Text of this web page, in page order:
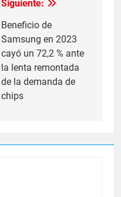
Siguiente:
Beneficio de
Samsung en 2023
cayó un 72,2 % ante
la lenta remontada
de la demanda de
chips